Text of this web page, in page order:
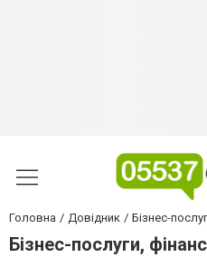
Головна Довідник Бізнес-
Бізнес-послуги,